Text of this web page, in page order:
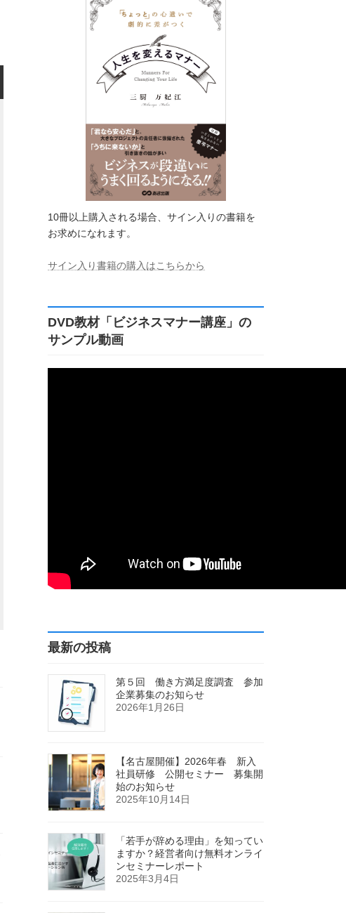
10冊以上購入される場合、サイン入りの書籍を
お求めになれます。
サイン入り書籍の購入はこちらから
DVD教材「ビジネスマナー講座」の
サンプル動画
最新の投稿
第５回 働き方満足度調査 参加
企業募集のお知らせ
2026年1月26日
【名古屋開催】2026年春 新入
社員研修 公開セミナー 募集開
始のお知らせ
2025年10月14日
「若手が辞める理由」を知ってい
ますか？経営者向け無料オンライ
ンセミナーレポート
2025年3月4日